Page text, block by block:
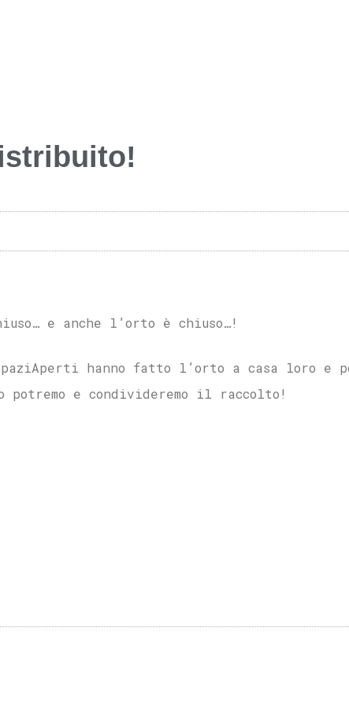
e anche l’orto è chiuso…!
hanno fatto l’orto a casa loro e
e condivideremo il raccolto!